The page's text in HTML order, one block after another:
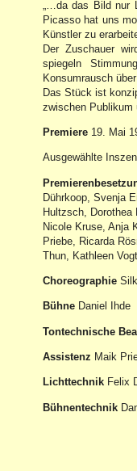
„…da das Bild nur
Picasso hat uns
Künstler zu
Der Zuschauer
spiegeln
Konsumrausch
Das Stück ist
zwischen Publikum
Premiere 19. Mai
Ausgewählte
Dührkoop, Svenja
Hultzsch, Dorothea
Nicole Kruse, Anja
Priebe, Ricarda
Thun, Kathleen
Choreographie
Bühne Daniel Ihde
Tontechnische
Assistenz Maik
Lichttechnik Felix
Bühnentechnik